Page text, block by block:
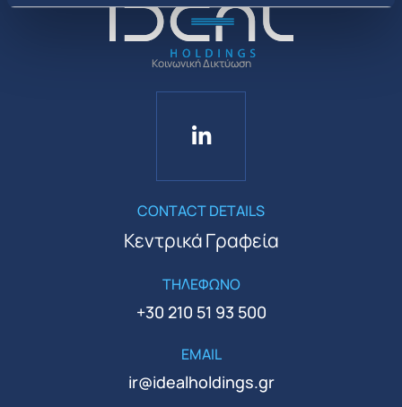
Κοινωνική Δικτύωση
CONTACT DETAILS
Κεντρικά Γραφεία
ΤΗΛΕΦΩΝΟ
+30 210 51 93 500
EMAIL
ir@idealholdings.gr